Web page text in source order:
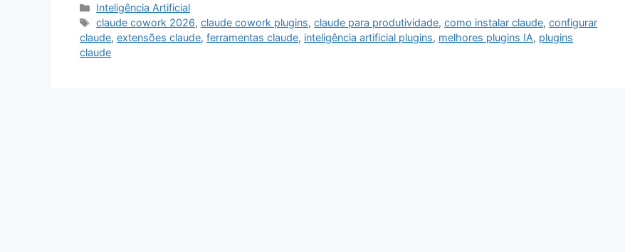
Categorias
Inteligência Artificial
Tags
claude cowork 2026,claude cowork plugins,claude para produtividade,como instalar claude,configurar
claude, extensões claude, ferramentas claude, inteligência artificial plugins, melhores plugins IA, plugins
claude